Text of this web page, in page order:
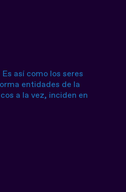
así como los seres
entidades de la
a la vez, inciden en